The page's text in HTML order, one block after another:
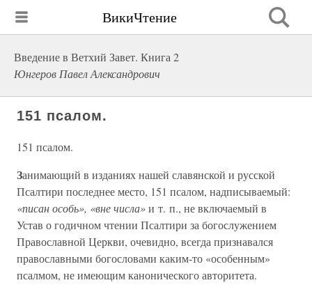
ВикиЧтение
Введение в Ветхий Завет. Книга 2
Юнгеров Павел Александрович
151 псалом.
151 псалом.
Занимающий в изданиях нашей славянской и русской
Псалтири последнее место, 151 псалом, надписываемый:
«писан особь», «вне числа»и т. п., не включаемый в
Устав о годичном чтении Псалтири за богослужением
Православной Церкви, очевидно, всегда признавался
православными богословами каким-то «особенным»
псалмом, не имеющим канонического авторитета.